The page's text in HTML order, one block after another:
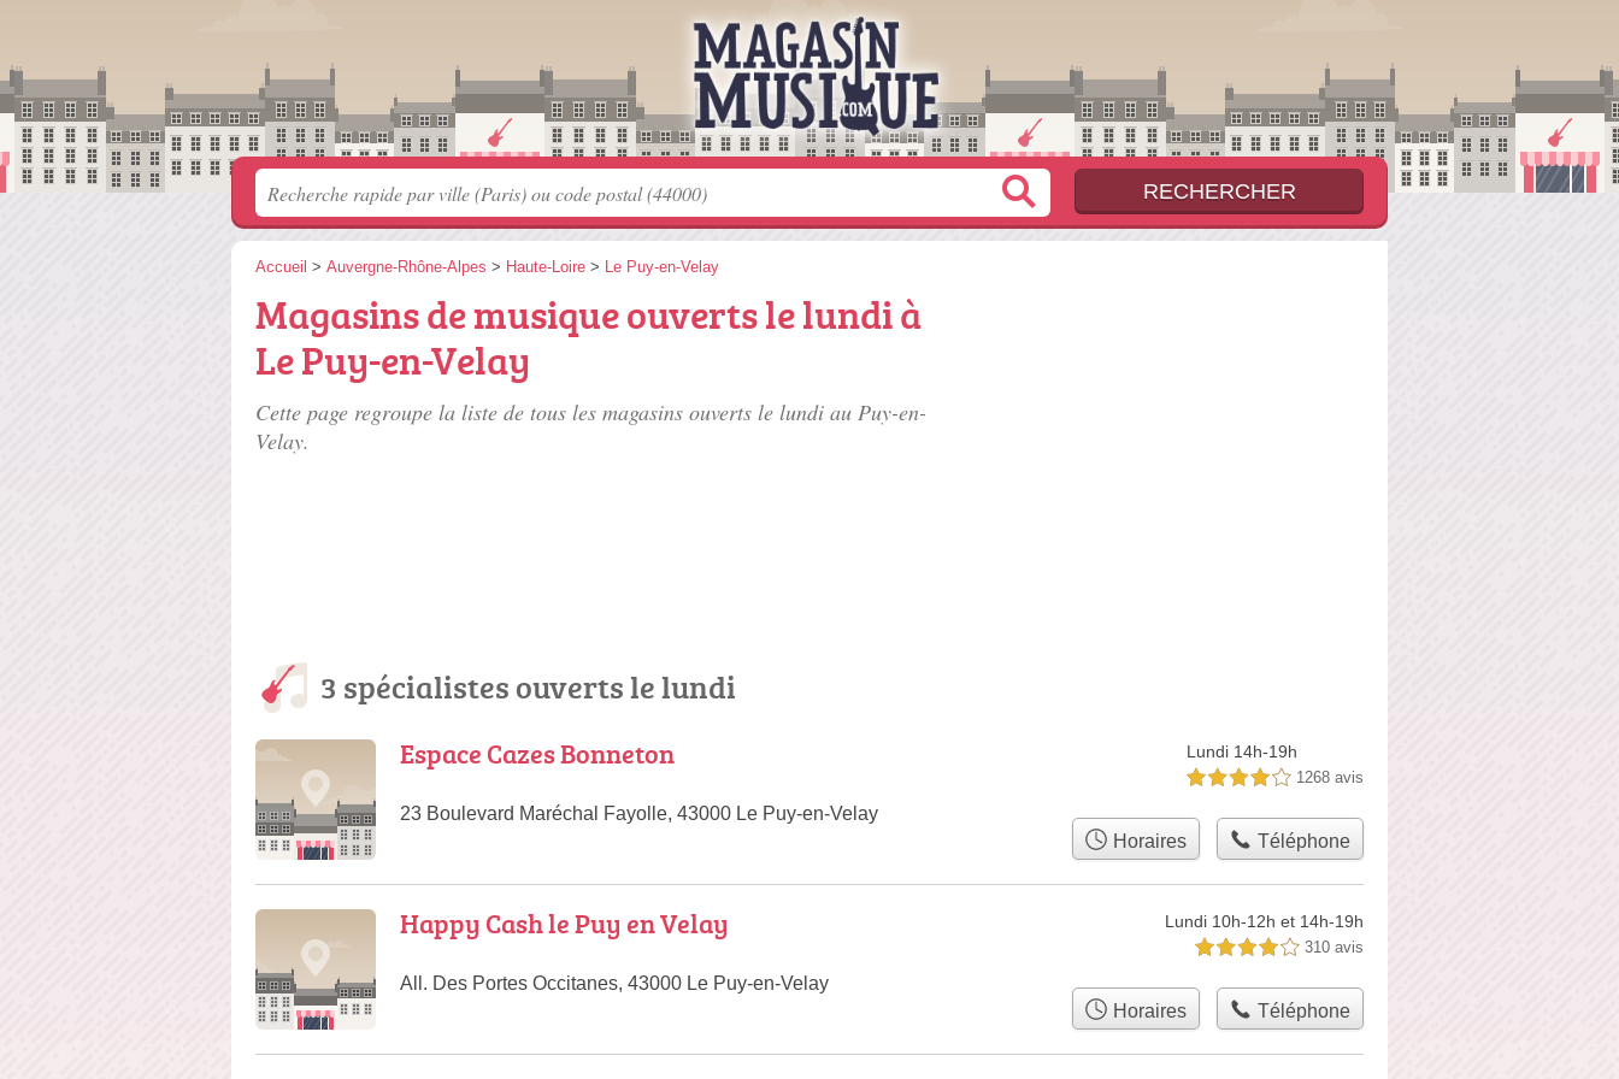
Accueil > Auvergne-Rhône-Alpes > Haute-Loire > Le Puy-en-Velay
Magasins de musique ouverts le lundi à
Le Puy-en-Velay
Cette page regroupe la liste de tous les magasins ouverts le lundi au Puy-en-
Velay.
3 spécialistes ouverts le lundi
Espace Cazes Bonneton
23 Boulevard Maréchal Fayolle, 43000 Le Puy-en-Velay
Lundi 14h-19h
4,0 étoiles sur 5 1268 avis
Horaires Téléphone
Happy Cash le Puy en Velay
All. Des Portes Occitanes, 43000 Le Puy-en-Velay
Lundi 10h-12h et 14h-19h
4,0 étoiles sur 5 310 avis
Horaires Téléphone